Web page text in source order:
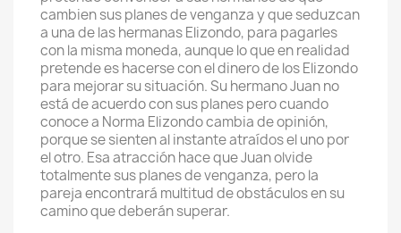
cambien sus planes de venganza y que seduzcan
a una de las hermanas Elizondo, para pagarles
con la misma moneda, aunque lo que en realidad
pretende es hacerse con el dinero de los Elizondo
para mejorar su situación. Su hermano Juan no
está de acuerdo con sus planes pero cuando
conoce a Norma Elizondo cambia de opinión,
porque se sienten al instante atraídos el uno por
el otro. Esa atracción hace que Juan olvide
totalmente sus planes de venganza, pero la
pareja encontrará multitud de obstáculos en su
camino que deberán superar.